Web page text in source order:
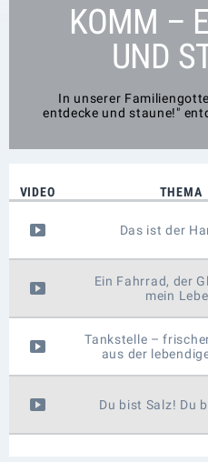
KOMM –
UND
In unserer
entdecke und staune!"
VIDEO THEMA
Das ist der
Ein Fahrrad, der
mein
Tankstelle –
aus der
Du bist Salz! Du